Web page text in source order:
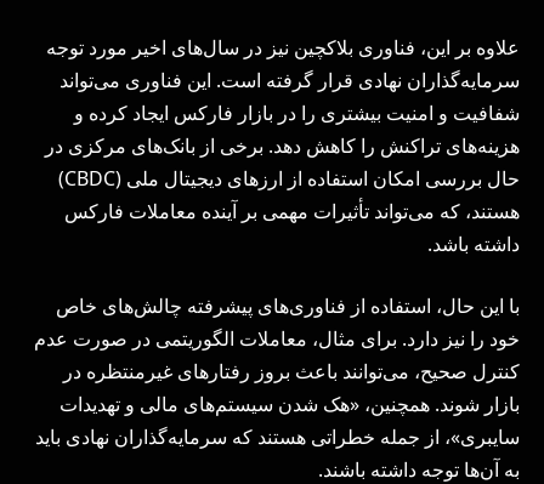
علاوه بر این، فناوری بلاکچین نیز در سال‌های اخیر مورد توجه
سرمایه‌گذاران نهادی قرار گرفته است. این فناوری می‌تواند
شفافیت و امنیت بیشتری را در بازار فارکس ایجاد کرده و
هزینه‌های تراکنش را کاهش دهد. برخی از بانک‌های مرکزی در
حال بررسی امکان استفاده از ارزهای دیجیتال ملی (CBDC)
هستند، که می‌تواند تأثیرات مهمی بر آینده معاملات فارکس
داشته باشد.
با این حال، استفاده از فناوری‌های پیشرفته چالش‌های خاص
خود را نیز دارد. برای مثال، معاملات الگوریتمی در صورت عدم
کنترل صحیح، می‌توانند باعث بروز رفتارهای غیرمنتظره در
بازار شوند. همچنین، «هک شدن سیستم‌های مالی و تهدیدات
سایبری»، از جمله خطراتی هستند که سرمایه‌گذاران نهادی باید
به آن‌ها توجه داشته باشند.